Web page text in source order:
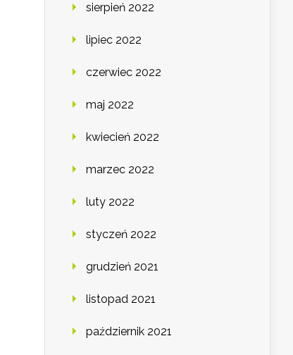
sierpień 2022
lipiec 2022
czerwiec 2022
maj 2022
kwiecień 2022
marzec 2022
luty 2022
styczeń 2022
grudzień 2021
listopad 2021
październik 2021